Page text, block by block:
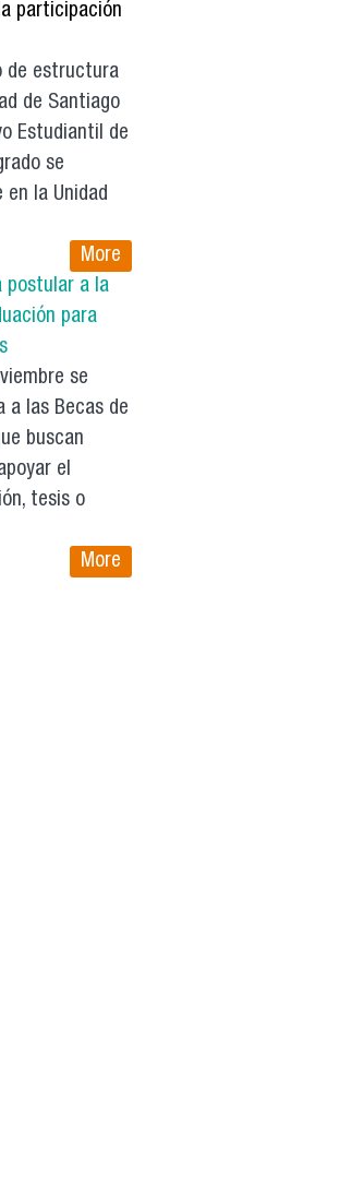
participación
de estructura
de Santiago
Estudiantil de
se
la Unidad
More
postular a la
para
se
a las Becas de
buscan
el
tesis o
More